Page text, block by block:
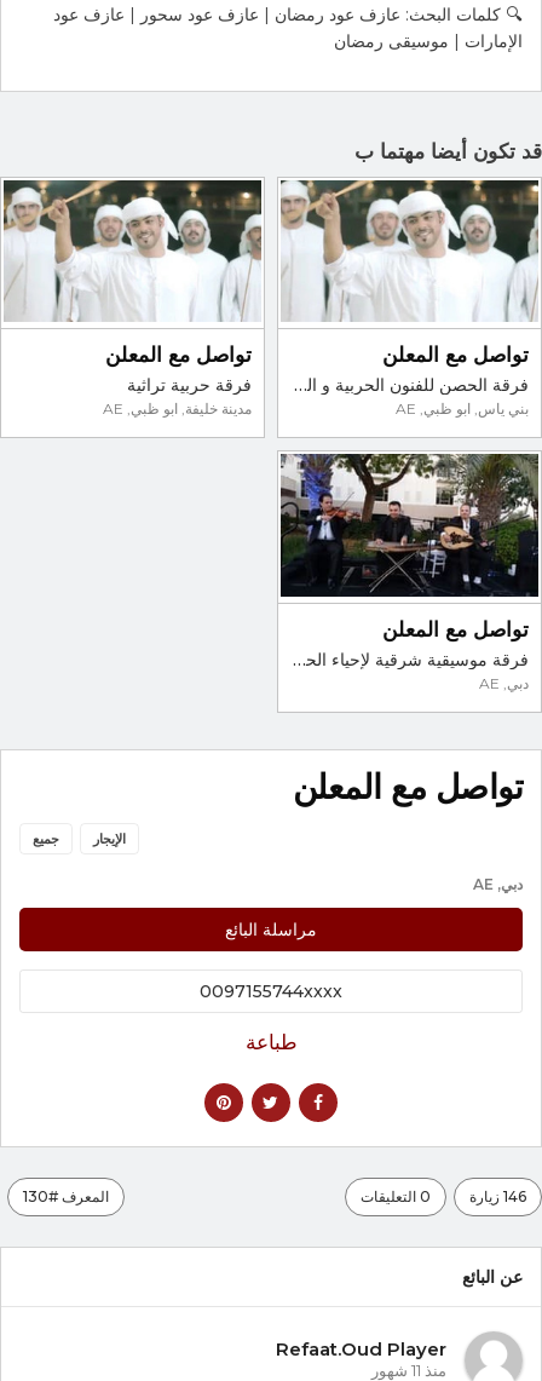
🔍 كلمات البحث: عازف عود رمضان | عازف عود سحور | عازف عود
الإمارات | موسيقى رمضان
تكون أيضا مهتما ب
تواصل مع المعلن
فرقة الحصن للفنون الحربية و العيالة
بني ياس, ابو ظبي, AE
تواصل مع المعلن
فرقة حربية تراثية
مدينة خليفة, ابو ظبي, AE
تواصل مع المعلن
فرقة موسيقية شرقية لإحياء الحفلات في الإمارات 00971557447667
دبي, AE
تواصل مع المعلن
جميع الإيجار
دبي, AE
مراسلة البائع
0097155744xxxx
طباعة
146 زيارة 0 التعليقات المعرف #130
عن البائع
Refaat.Oud Player
منذ 11 شهور